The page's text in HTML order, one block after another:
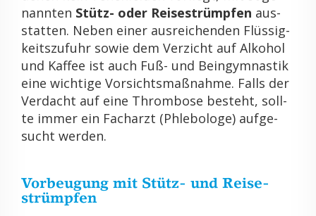
nann­ten Stütz- oder Rei­se­strümp­fen aus­
stat­ten. Neben einer aus­rei­chen­den Flüs­sig­
keits­zu­fuhr sowie dem Ver­zicht auf Al­ko­hol
und Kaf­fee ist auch Fuß- und Bein­gym­nas­tik
eine wich­ti­ge Vor­sichts­maß­nah­me. Falls der
Ver­dacht auf eine Throm­bo­se be­steht, soll­
te immer ein Fach­arzt (Phle­bo­lo­ge) auf­ge­
sucht wer­den.
Vor­beu­gung mit Stütz- und Rei­se­
strümp­fen